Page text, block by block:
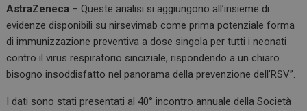
AstraZeneca – Queste analisi si aggiungono all’insieme di
evidenze disponibili su nirsevimab come prima potenziale forma
di immunizzazione preventiva a dose singola per tutti i neonati
contro il virus respiratorio sinciziale, rispondendo a un chiaro
bisogno insoddisfatto nel panorama della prevenzione dell’RSV”.
I dati sono stati presentati al 40° incontro annuale della Società